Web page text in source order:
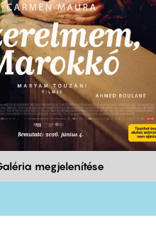
megjelenítése